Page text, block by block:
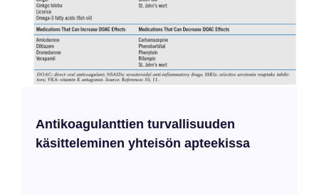
Antikoagulanttien turvallisuuden
käsitteleminen yhteisön apteekissa